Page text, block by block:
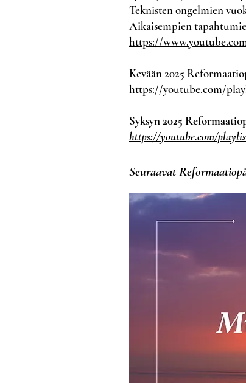
Teknisten ongelmien
Aikaisempien
https://
Kevään 2025
https://youtube.com/
Syksyn 2025
https://youtube.com/
Seuraavat